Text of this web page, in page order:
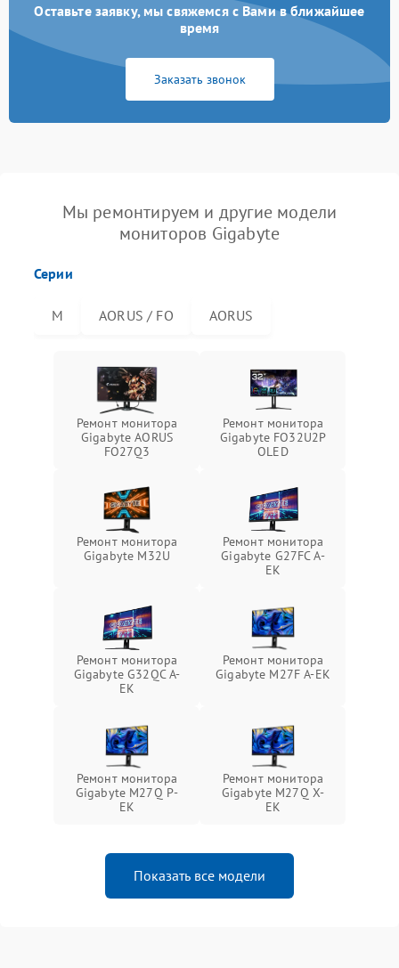
Оставьте заявку, мы свяжемся с Вами в ближайшее
время
Заказать звонок
Мы ремонтируем и другие модели
мониторов Gigabyte
Серии
M AORUS / FO AORUS
Ремонт монитора
Gigabyte AORUS
FO27Q3
Ремонт монитора
Gigabyte FO32U2P
OLED
Ремонт монитора
Gigabyte M32U
Ремонт монитора
Gigabyte G27FC A-
EK
Ремонт монитора
Gigabyte G32QC A-
EK
Ремонт монитора
Gigabyte M27F A-EK
Ремонт монитора
Gigabyte M27Q P-
EK
Ремонт монитора
Gigabyte M27Q X-
EK
Показать все модели